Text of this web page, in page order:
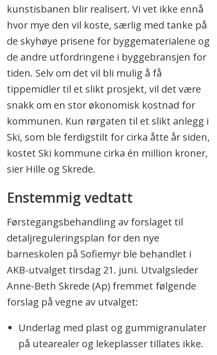
kunstisbanen blir realisert. Vi vet ikke ennå
hvor mye den vil koste, særlig med tanke på
de skyhøye prisene for byggematerialene og
de andre utfordringene i byggebransjen for
tiden. Selv om det vil bli mulig å få
tippemidler til et slikt prosjekt, vil det være
snakk om en stor økonomisk kostnad for
kommunen. Kun rørgaten til et slikt anlegg i
Ski, som ble ferdigstilt for cirka åtte år siden,
kostet Ski kommune cirka én million kroner,
sier Hille og Skrede.
Enstemmig vedtatt
Førstegangsbehandling av forslaget til
detaljreguleringsplan for den nye
barneskolen på Sofiemyr ble behandlet i
AKB-utvalget tirsdag 21. juni. Utvalgsleder
Anne-Beth Skrede (Ap) fremmet følgende
forslag på vegne av utvalget:
Underlag med plast og gummigranulater
på utearealer og lekeplasser tillates ikke.